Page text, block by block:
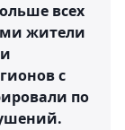
всех
жители
с
по